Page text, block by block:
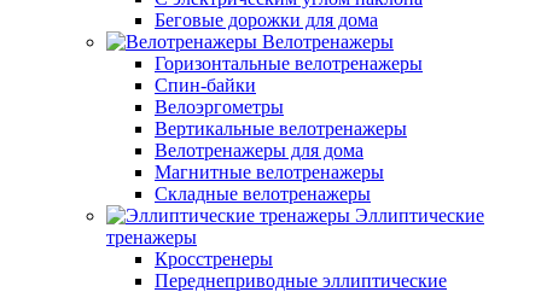
Беговые дорожки для дома
Велотренажеры
Горизонтальные велотренажеры
Спин-байки
Велоэргометры
Вертикальные велотренажеры
Велотренажеры для дома
Магнитные велотренажеры
Складные велотренажеры
Эллиптические
тренажеры
Кросстренеры
Переднеприводные эллиптические